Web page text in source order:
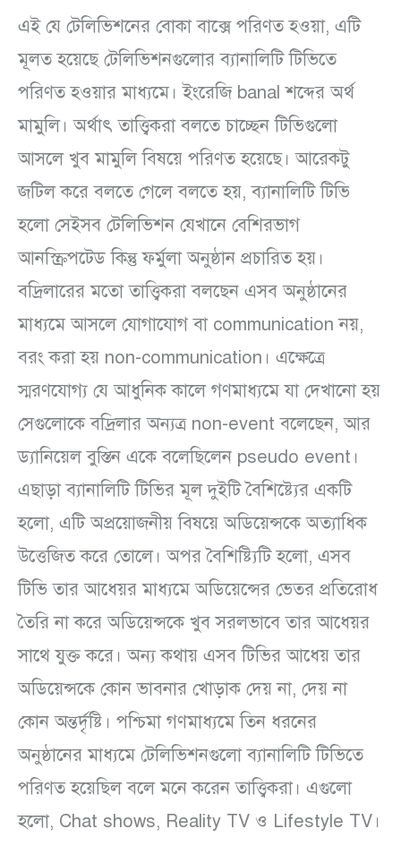
এই যে টেলিভিশনের বোকা বাক্সে পরিণত হওয়া, এটি
মূলত হয়েছে টেলিভিশনগুলোর ব্যানালিটি টিভিতে
পরিণত হওয়ার মাধ্যমে। ইংরেজি banal শব্দের অর্থ
মামুলি। অর্থাৎ তাত্ত্বিকরা বলতে চাচ্ছেন টিভিগুলো
আসলে খুব মামুলি বিষয়ে পরিণত হয়েছে। আরেকটু
জটিল করে বলতে গেলে বলতে হয়, ব্যানালিটি টিভি
হলো সেইসব টেলিভিশন যেখানে বেশিরভাগ
আনস্ক্রিপটেড কিন্তু ফর্মুলা অনুষ্ঠান প্রচারিত হয়।
বদ্রিলারের মতো তাত্ত্বিকরা বলছেন এসব অনুষ্ঠানের
মাধ্যমে আসলে যোগাযোগ বা communication নয়,
বরং করা হয় non-communication। এক্ষেত্রে
স্মরণযোগ্য যে আধুনিক কালে গণমাধ্যমে যা দেখানো হয়
সেগুলোকে বদ্রিলার অন্যত্র non-event বলেছেন, আর
ড্যানিয়েল বুস্তিন একে বলেছিলেন pseudo event।
এছাড়া ব্যানালিটি টিভির মূল দুইটি বৈশিষ্ট্যের একটি
হলো, এটি অপ্রয়োজনীয় বিষয়ে অডিয়েন্সকে অত্যাধিক
উত্তেজিত করে তোলে। অপর বৈশিষ্ট্যিটি হলো, এসব
টিভি তার আধেয়র মাধ্যমে অডিয়েন্সের ভেতর প্রতিরোধ
তৈরি না করে অডিয়েন্সকে খুব সরলভাবে তার আধেয়র
সাথে যুক্ত করে। অন্য কথায় এসব টিভির আধেয় তার
অডিয়েন্সকে কোন ভাবনার খোড়াক দেয় না, দেয় না
কোন অন্তর্দৃষ্টি। পশ্চিমা গণমাধ্যমে তিন ধরনের
অনুষ্ঠানের মাধ্যমে টেলিভিশনগুলো ব্যানালিটি টিভিতে
পরিণত হয়েছিল বলে মনে করেন তাত্ত্বিকরা। এগুলো
হলো, Chat shows, Reality TV ও Lifestyle TV।